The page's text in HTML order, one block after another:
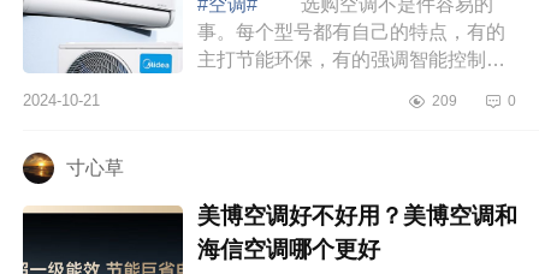
事。每个型号都有自己的特点，有的
主打节能环保，有的强调智能控制，
我们当然希望能买到既实惠又好用的
2024-10-21 209 0
寸心草
美博空调好不好用？美博空调和
海信空调哪个更好